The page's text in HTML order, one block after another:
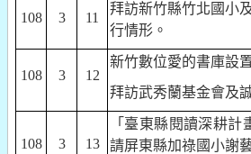
108 3 11
拜訪新竹縣竹北國小
行情形。
108 3 12
新竹數位愛的書庫設
拜訪武秀蘭基金會及
108 3 13
「臺東縣閱讀深耕
請屏東縣加祿國小謝